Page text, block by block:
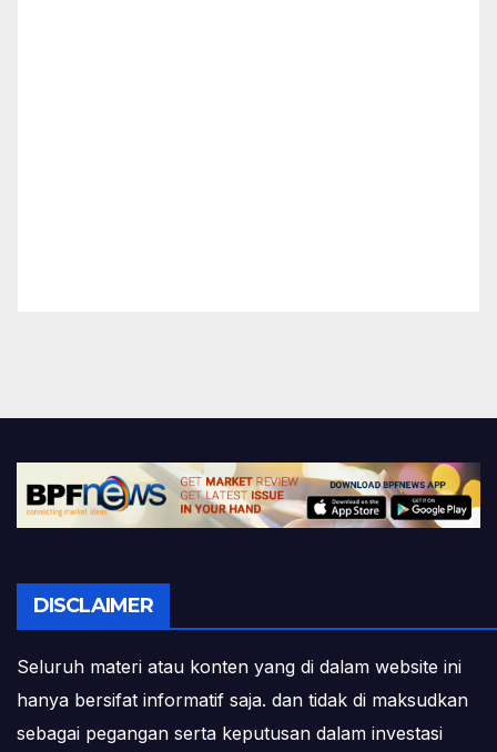
DISCLAIMER
Seluruh materi atau konten yang di dalam website ini
hanya bersifat informatif saja. dan tidak di maksudkan
sebagai pegangan serta keputusan dalam investasi